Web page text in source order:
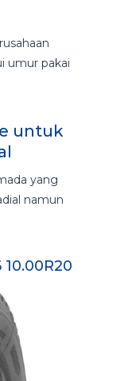
umur pakai
untuk
yang
namun